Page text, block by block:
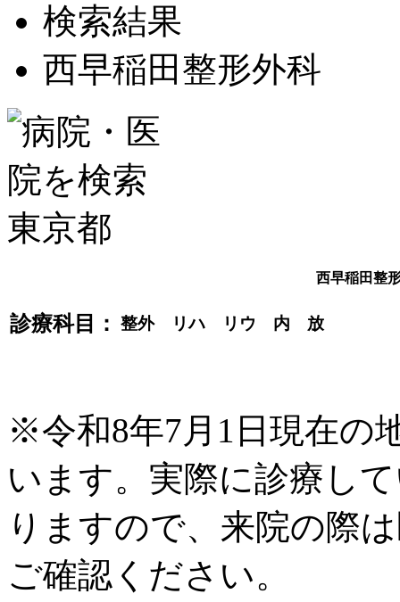
検索結果
西早稲田整形外科
西早稲田整
診療科目： 整外 リハ リウ 内 放
※令和8年7月1日現在の
います。実際に診療し
りますので、来院の際
ご確認ください。